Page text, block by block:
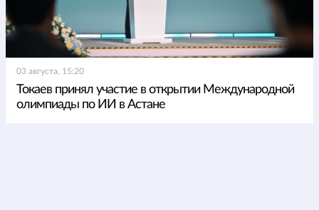
03 августа, 15:20
Токаев принял участие в открытии Международной
олимпиады по ИИ в Астане